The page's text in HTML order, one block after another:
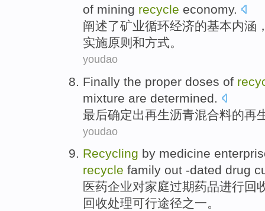
of mining recycle economy.
阐述了矿业循环经济的基本内涵
实施原则 和方式。
youdao
Finally the proper doses of
mixture are determined
最后确定出再生沥青混合料的再
youdao
Recycling by medicine
recycle family out -dated drug
医药企业对家庭过期药品进行回
回收处理可行途径之一。